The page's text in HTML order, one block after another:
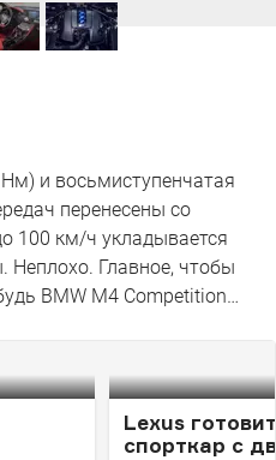
и восьмиступенчатая
перенесены со
100 км/ч укладывается
Неплохо. Главное, чтобы
BMW M4 Competition…
Lexus
спорткар с